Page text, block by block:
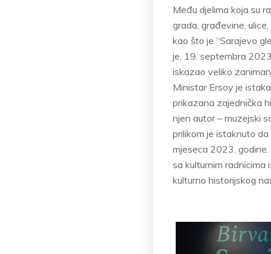
Među djelima koja su
grada, građevine,
kao što je “Sarajevo
je, 19. septembra
iskazao veliko
Ministar Ersoy je
prikazana zajednička
njen autor – muzejski
prilikom je istaknuto
mjeseca 2023.
sa kulturnim radnicima
kulturno historijskog